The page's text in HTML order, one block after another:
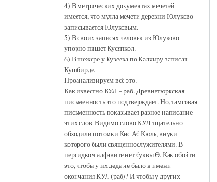
4) В метрических документах мечетей
имеется, что мулла мечети деревни Юлуково
записывается Юлуковым.
5) В своих записях человек из Юлуково
упорно пишет Кусяпкол.
6) В шежере у Кузеева по Калчиру записан
Кушбирде.
Проанализируем всё это.
Как известно КУЛ – раб. Древнетюркская
письменность это подтверждает. Но, тамговая
письменность показывает разное написание
этих слов. Видимо слово КУЛ тщательно
обходили потомки Көс Аб Кюль, внуки
которого были священнослужителями. В
персидком алфавите нет буквы Ө. Как обойти
это, чтобы у их деда не было в имени
окончания КУЛ (раб)? И чтобы у других